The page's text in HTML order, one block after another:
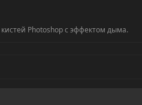
Photoshop с эффектом дыма.